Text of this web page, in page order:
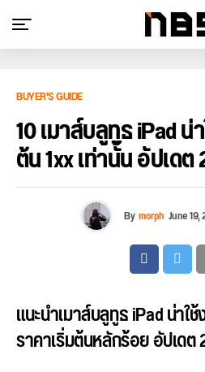
BUYER'S GUIDE
10 เมาส์บลูทูธ iPad น่
ต้น 1xx เท่านั้น อัปเด
Bymorph June
แนะนำเมาส์บลูทูธ iPad น่าใ
ราคาเริ่มต้นหลักร้อย อัปเดต